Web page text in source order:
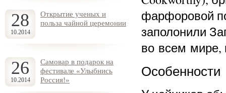
28
10.2014
Открытие ученых и
польза чайной церемонии
26
10.2014
Самовар в подарок на
фестивале «Улыбнись
Россия!»
фарфоровой
заполонили
во всем мире,
Особенности